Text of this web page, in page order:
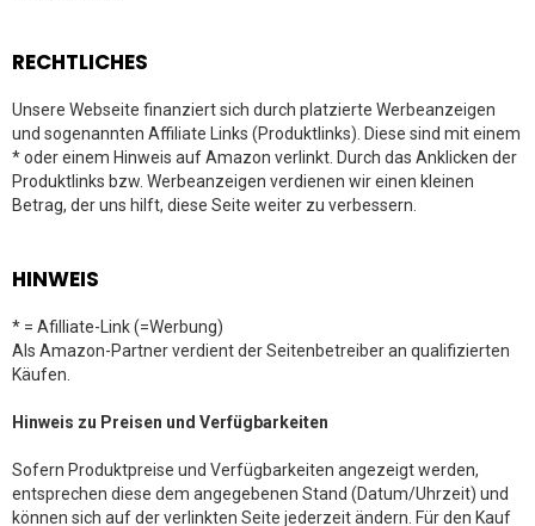
RECHTLICHES
Unsere Webseite finanziert sich durch platzierte Werbeanzeigen
und sogenannten Affiliate Links (Produktlinks). Diese sind mit einem
* oder einem Hinweis auf Amazon verlinkt. Durch das Anklicken der
Produktlinks bzw. Werbeanzeigen verdienen wir einen kleinen
Betrag, der uns hilft, diese Seite weiter zu verbessern.
HINWEIS
* = Afilliate-Link (=Werbung)
Als Amazon-Partner verdient der Seitenbetreiber an qualifizierten
Käufen.
Hinweis zu Preisen und Verfügbarkeiten
Sofern Produktpreise und Verfügbarkeiten angezeigt werden,
entsprechen diese dem angegebenen Stand (Datum/Uhrzeit) und
können sich auf der verlinkten Seite jederzeit ändern. Für den Kauf